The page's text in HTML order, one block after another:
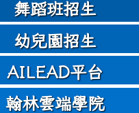
舞蹈班招生
幼兒園招生
AILEAD平台
翰林雲端學院